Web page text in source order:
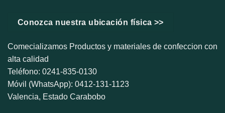
Conozca nuestra ubicación física >>
Comecializamos Productos y materiales de confeccion con
alta calidad
Teléfono: 0241-835-0130
Móvil (WhatsApp): 0412-131-1123
Valencia, Estado Carabobo